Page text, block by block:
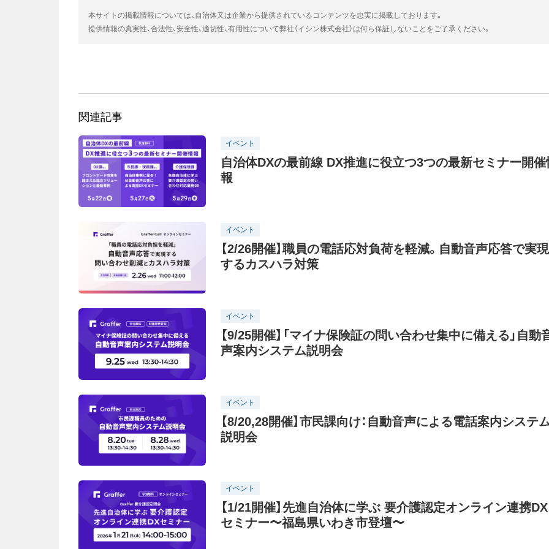
本サイトの掲載情報については、自治体又は企業から提供されているコンテンツを忠実に掲載しております。
提供情報の真実性、合法性、安全性、適切性、有用性について弊社（イシン株式会社）は何ら保証しないことをご了承ください。
関連記事
イベント
自治体DXの最前線 DX推進に役立つ3つの最新セミナー開催
報
イベント
【2/26開催】職員の電話応対負荷を軽減。自動音声応答で実現
するカスハラ対策
イベント
【9/25開催】「マイナ保険証の問い合わせ集中に備える」自動
声案内システム説明会
イベント
【8/20,28開催】市民課向け：自動音声による電話案内システ
説明会
イベント
【1/21開催】先進自治体に学ぶ 要介護認定オンライン連携DX
セミナー〜福島県いわき市登壇〜